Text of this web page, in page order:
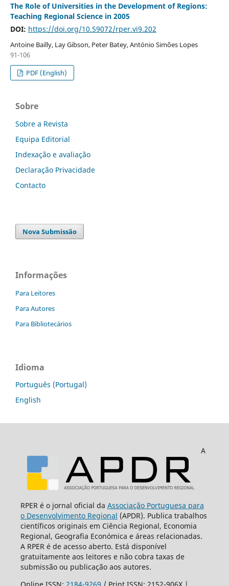
The Role of Universities in the Development of Regions:
Teaching Regional Science in 2005
DOI: https://doi.org/10.59072/rper.vi9.202
Antoine Bailly, Lay Gibson, Peter Batey, António Simões Lopes
91-106
PDF (English)
Sobre
Sobre a Revista
Equipa Editorial
Indexação e avaliação
Declaração Privacidade
Contacto
Nova Submissão
Informações
Para Leitores
Para Autores
Para Bibliotecários
Idioma
Português (Portugal)
English
A
RPER é o jornal oficial da Associação Portuguesa para
o Desenvolvimento Regional (APDR). Publica trabalhos
científicos originais em Ciência Regional, Economia
Regional, Geografia Económica e áreas relacionadas.
A RPER é de acesso aberto. Está disponível
gratuitamente aos leitores e não cobra taxas de
submissão ou publicação aos autores.